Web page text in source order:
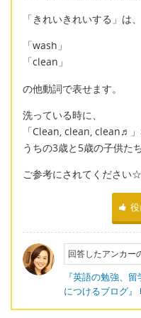
「きれいきれいする」は、
「wash」
「clean」
の他動詞で表せます。
洗っている時に、
「Clean, clean, clean♬」
うちの3歳と5歳の子供た
ご参考にされてください☆
回答したアンカー
『英語の勉強、
につけるブログ』